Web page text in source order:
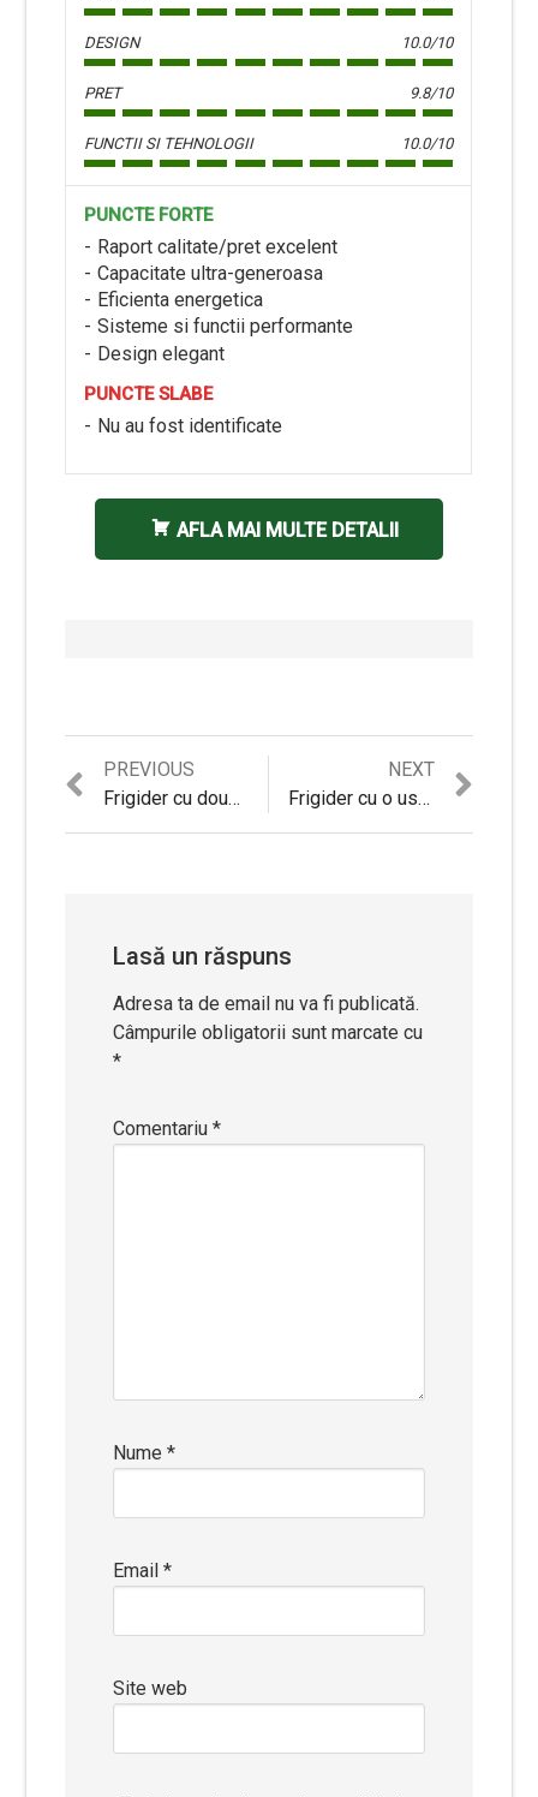
DESIGN 10.0/10
PRET 9.8/10
FUNCTII SI TEHNOLOGII 10.0/10
PUNCTE FORTE
Raport calitate/pret excelent
Capacitate ultra-generoasa
Eficienta energetica
Sisteme si functii performante
Design elegant
PUNCTE SLABE
Nu au fost identificate
AFLA MAI MULTE DETALII
Navigare
PREVIOUS
Previous
post:
Frigider cu doua usi Beko RDNE535E20DZM, 471 l, Clasa A+, H 193, NeoFrost, Gri Sidef
NEXT
post:
Frigider cu o usa Arctic AF54250+ – Review complet si Pareri obiective
Lasă un răspuns
Adresa ta de email nu va fi publicată.
Câmpurile obligatorii sunt marcate cu
*
Comentariu*
Nume*
Email*
Site web